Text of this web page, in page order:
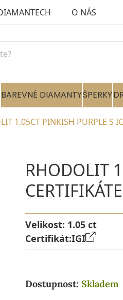
O NÁS
BAREVNÉ DIAMANTYŠPERKY
1.05CT PINKISH PURPLE S
RHODOLIT
Velikost: 1.05 ct
Certifikát:IGI
Dostupnost: Skladem